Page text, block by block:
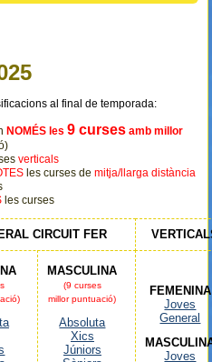
al final de temporada:
NOMÉS les9 curses amb millor
verticals
les curses demitja/llarga distància
les curses
CIRCUIT FER
MASCULINA
(9 curses
millor puntuació)
Absoluta
Xics
Júniors
FEMENINA
Joves
General
Joves